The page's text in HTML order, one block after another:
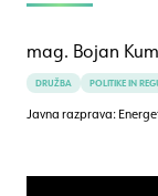
mag. Bojan
DRUŽBA POLITIKE IN
Javna razprava: